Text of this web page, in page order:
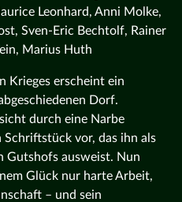
Leonhard, Anni Molke,
Sven-Eric Bechtolf, Rainer
Marius Huth
Krieges erscheint ein
Dorf.
durch eine Narbe
vor, das ihn als
Gutshofs ausweist. Nun
Glück nur harte Arbeit,
– und sein